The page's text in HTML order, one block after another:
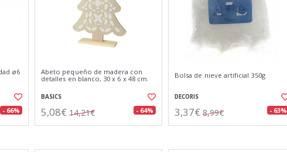
ø6
- 66%
Abeto pequeño de madera con
detalles en blanco, 30 x 6 x 48 cm.
BASICS
5,08€ 14,21€ - 64%
Bolsa de nieve artificial 350g
DECORIS
3,37€ 8,99€ - 63%